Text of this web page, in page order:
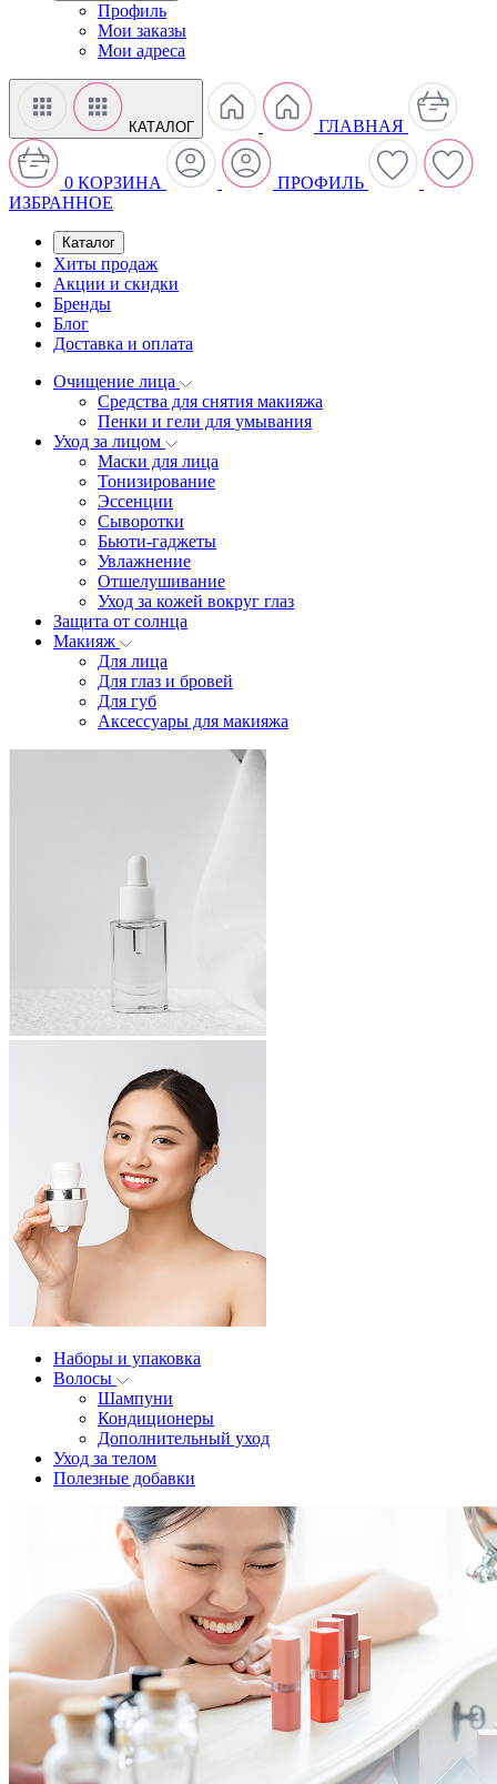
Профиль
Мои заказы
Мои адреса
КАТАЛОГ ГЛАВНАЯ
0 КОРЗИНА
ПРОФИЛЬ
ИЗБРАННОЕ
Каталог
Хиты продаж
Акции и скидки
Бренды
Блог
Доставка и оплата
Очищение лица
Средства для снятия макияжа
Пенки и гели для умывания
Уход за лицом
Маски для лица
Тонизирование
Эссенции
Сыворотки
Бьюти-гаджеты
Увлажнение
Отшелушивание
Уход за кожей вокруг глаз
Защита от солнца
Макияж
Для лица
Для глаз и бровей
Для губ
Аксессуары для макияжа
Наборы и упаковка
Волосы
Шампуни
Кондиционеры
Дополнительный уход
Уход за телом
Полезные добавки